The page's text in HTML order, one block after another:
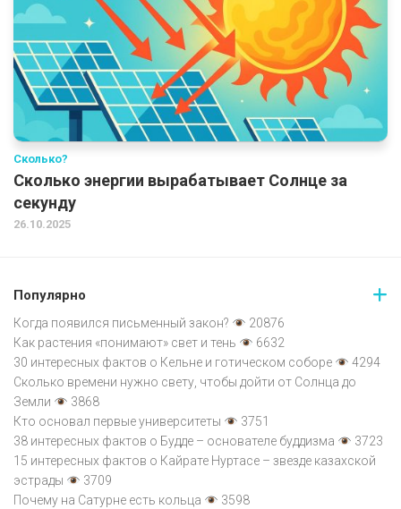
Сколько?
Сколько энергии вырабатывает Солнце за
секунду
26.10.2025
Популярно
Когда появился письменный закон?
20876
Как растения «понимают» свет и тень
6632
30 интересных фактов о Кельне и готическом соборе
4294
Сколько времени нужно свету, чтобы дойти от Солнца до
Земли
3868
Кто основал первые университеты
3751
38 интересных фактов о Будде – основателе буддизма
3723
15 интересных фактов о Кайрате Нуртасе – звезде казахской
эстрады
3709
Почему на Сатурне есть кольца
3598